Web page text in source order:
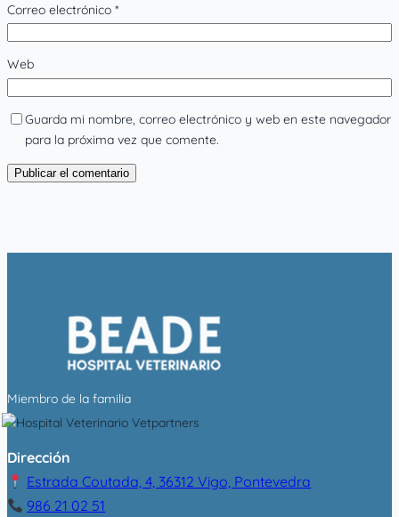
Correo electrónico *
Web
Guarda mi nombre, correo electrónico y web en este navegador
para la próxima vez que comente.
Miembro de la familia
Dirección
Estrada Coutada, 4, 36312 Vigo, Pontevedra
986 21 02 51